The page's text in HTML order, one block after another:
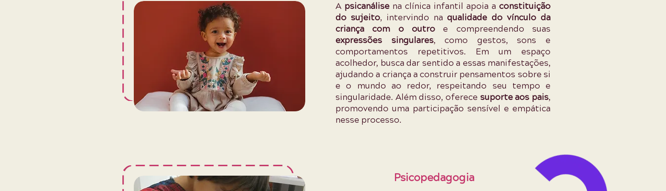
A psicanálise na clínica infantil apoia a constituição
do sujeito, intervindo naqualidade do vínculo da
criança com o outro e compreendendo suas
expressões singulares, como gestos, sons e
comportamentos repetitivos. Em um espaço
acolhedor, busca dar sentido a essas manifestações,
ajudando a criança a construir pensamentos sobre si
e o mundo ao redor, respeitando seu tempo e
singularidade. Além disso, oferece suporte aos pais,
promovendo uma participação sensível e empática
nesse processo.
Psicopedagogia